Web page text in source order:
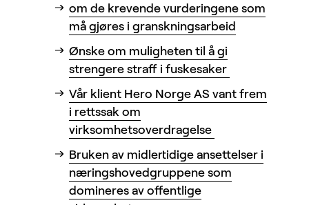
om de krevende vurderingene som
må gjøres i granskningsarbeid
Ønske om muligheten til å gi
strengere straff i fuskesaker
Vår klient Hero Norge AS vant frem
i rettssak om
virksomhetsoverdragelse
Bruken av midlertidige ansettelser i
næringshovedgruppene som
domineres av offentlige